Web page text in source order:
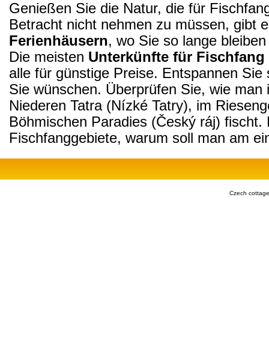
Genießen Sie die Natur, die für
Betracht nicht nehmen zu müssen, gibt
Ferienhäusern, wo Sie so lange
Die meisten Unterkünfte für Fischfang
alle für günstige Preise. Entspannen
Sie wünschen. Überprüfen Sie, wie
Niederen Tatra (Nízké Tatry), im
Böhmischen Paradies (Český ráj)
Fischfanggebiete, warum soll man am
Czech